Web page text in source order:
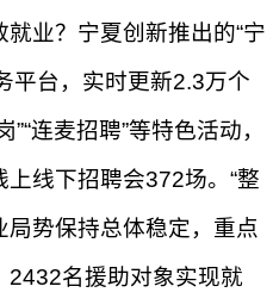
业？宁夏创新推出的“宁
平台，实时更新2.3万个
连麦招聘”等特色活动，
线下招聘会372场。“整
势保持总体稳定，重点
2432名援助对象实现就